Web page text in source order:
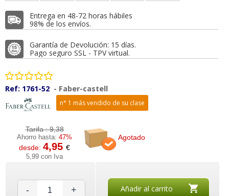
Entrega en 48-72 horas hábiles
98% de los envíos.
Garantía de Devolución: 15 días.
Pago seguro SSL - TPV virtual.
Ref: 1761-52 - Faber-castell
n° 1 más vendido de su clase
Tarifa :9,38
Ahorro hasta:47%
desde:4,95€
5,99 con Iva
Agotado
- + Añadir al carrito